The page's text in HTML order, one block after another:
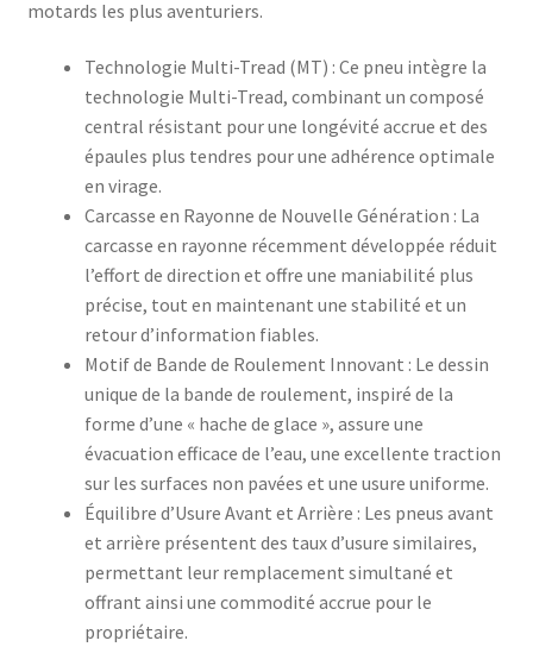
motards les plus aventuriers.​
Technologie Multi-Tread (MT) : Ce pneu intègre la
technologie Multi-Tread, combinant un composé
central résistant pour une longévité accrue et des
épaules plus tendres pour une adhérence optimale
en virage.
Carcasse en Rayonne de Nouvelle Génération : La
carcasse en rayonne récemment développée réduit
l’effort de direction et offre une maniabilité plus
précise, tout en maintenant une stabilité et un
retour d’information fiables.
Motif de Bande de Roulement Innovant : Le dessin
unique de la bande de roulement, inspiré de la
forme d’une « hache de glace », assure une
évacuation efficace de l’eau, une excellente traction
sur les surfaces non pavées et une usure uniforme.
Équilibre d’Usure Avant et Arrière : Les pneus avant
et arrière présentent des taux d’usure similaires,
permettant leur remplacement simultané et
offrant ainsi une commodité accrue pour le
propriétaire.